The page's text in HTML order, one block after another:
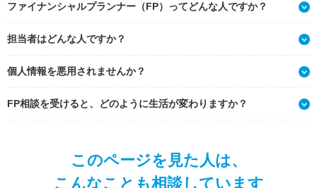
ファイナンシャルプランナー（FP）ってどんな人ですか？
担当者はどんな人ですか？
個人情報を悪用されませんか？
FP相談を受けると、どのように生活が変わりますか？
このページを見た人は、
こんなことも相談しています